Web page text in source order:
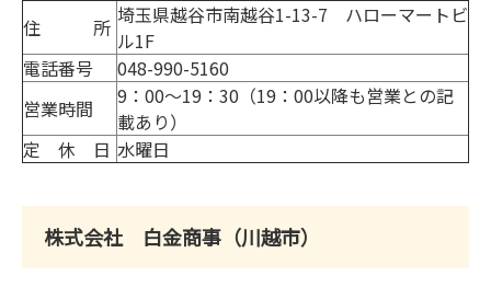
住 所 埼玉県越谷市南越谷1-13-7 ハローマートビ
ル1F
電話番号
048-990-5160
営業時間
9：00～19：30（19：00以降も営業との記
載あり）
定 休 日 水曜日
株式会社 白金商事（川越市）